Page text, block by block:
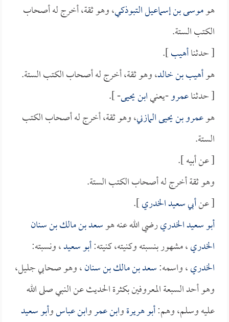
هوموسى بن إسماعيل التبوذكي، وهو ثقة، أخرج له أصحاب
الكتب الستة.
[ حدثناأهيب].
هوأهيب بن خالد، وهو ثقة، أخرج له أصحاب الكتب الستة.
[ حدثناعمرو-يعنيابن يحيى- ].
هوعمرو بن يحيى المازني، وهو ثقة، أخرج له أصحاب الكتب
الستة.
[ عن أبيه ].
وهو ثقة أخرج له أصحاب الكتب الستة.
[ عنأبي سعيد الخدري].
أبو سعيد الخدريرضي الله عنه هوسعد بن مالك بن سنان
الخدري، مشهور بنسبته وكنيته، كنيته:أبو سعيد، ونسبته:
الخدري، واسمه:سعد بن مالك بن سنان، وهو صحابي جليل،
وهو أحد السبعة المعروفين بكثرة الحديث عن النبي صلى الله
عليه وسلم، وهم:أبو هريرةوابن عمروابن عباسوأبو سعيد